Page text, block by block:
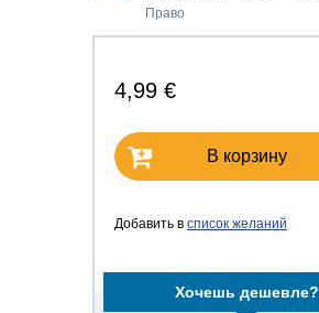
Право
4,99 €
В корзину
Добавить в список желаний
Хочешь дешевле?